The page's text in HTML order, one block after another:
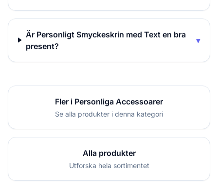
Är Personligt Smyckeskrin med Text en bra
present?
▾
Fler i Personliga Accessoarer
Se alla produkter i denna kategori
Alla produkter
Utforska hela sortimentet